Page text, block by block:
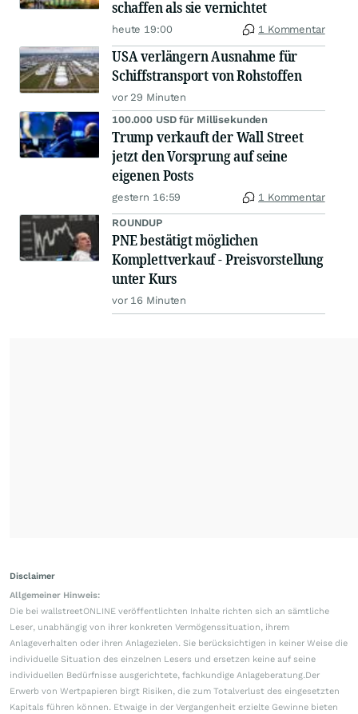
schaffen als sie vernichtet
heute 19:00 1 Kommentar
USA verlängern Ausnahme für
Schiffstransport von Rohstoffen
vor 29 Minuten
100.000 USD für Millisekunden
Trump verkauft der Wall Street
jetzt den Vorsprung auf seine
eigenen Posts
gestern 16:59 1 Kommentar
ROUNDUP
PNE bestätigt möglichen
Komplettverkauf - Preisvorstellung
unter Kurs
vor 16 Minuten
Disclaimer
Allgemeiner Hinweis:
Die bei wallstreetONLINE veröffentlichten Inhalte richten sich an sämtliche
Leser, unabhängig von ihrer konkreten Vermögenssituation, ihrem
Anlageverhalten oder ihren Anlagezielen. Sie berücksichtigen in keiner Weise die
individuelle Situation des einzelnen Lesers und ersetzen keine auf seine
individuellen Bedürfnisse ausgerichtete, fachkundige Anlageberatung.Der
Erwerb von Wertpapieren birgt Risiken, die zum Totalverlust des eingesetzten
Kapitals führen können. Etwaige in der Vergangenheit erzielte Gewinne bieten